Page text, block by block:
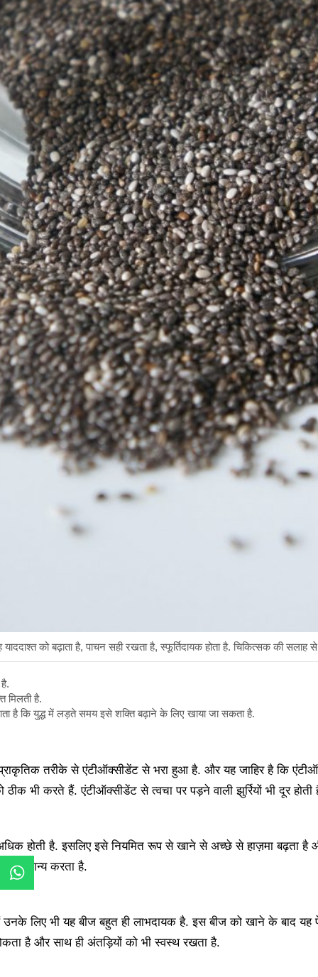
को बढ़ाता है, पाचन सही रखता है, स्फूर्तिदायक होता है. चिकित्सक की सलाह
मिलती है.
है कि युद्ध में लड़ते समय इसे शक्ति बढ़ाने के लिए खाया जा सकता है.
तरीके से एंटीऑक्सीडेंट से भरा हुआ है. और यह जाहिर है कि
भी करते हैं. एंटीऑक्सीडेंट से त्वचा पर पड़ने वाली झुर्रियों भी दूर होती
होती है. इसलिए इसे नियमित रूप से खाने से अच्छे से हाज़मा बढ़ता है
सामान्य करता है.
लिए भी यह बीज बहुत ही लाभदायक है. इस बीज को खाने के बाद
है और साथ ही अंतड़ियों को भी स्वस्थ रखता है.